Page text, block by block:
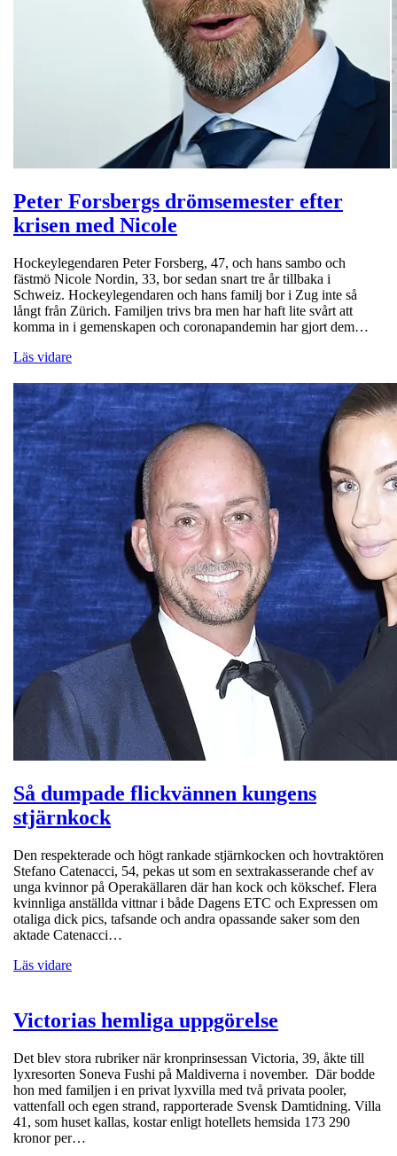
Peter Forsbergs drömsemester efter
krisen med Nicole
Hockeylegendaren Peter Forsberg, 47, och hans sambo och
fästmö Nicole Nordin, 33, bor sedan snart tre år tillbaka i
Schweiz. Hockeylegendaren och hans familj bor i Zug inte så
långt från Zürich. Familjen trivs bra men har haft lite svårt att
komma in i gemenskapen och coronapandemin har gjort dem…
Läs vidare
Så dumpade flickvännen kungens
stjärnkock
Den respekterade och högt rankade stjärnkocken och hovtraktören
Stefano Catenacci, 54, pekas ut som en sextrakasserande chef av
unga kvinnor på Operakällaren där han kock och kökschef. Flera
kvinnliga anställda vittnar i både Dagens ETC och Expressen om
otaliga dick pics, tafsande och andra opassande saker som den
aktade Catenacci…
Läs vidare
Victorias hemliga uppgörelse
Det blev stora rubriker när kronprinsessan Victoria, 39, åkte till
lyxresorten Soneva Fushi på Maldiverna i november. Där bodde
hon med familjen i en privat lyxvilla med två privata pooler,
vattenfall och egen strand, rapporterade Svensk Damtidning. Villa
41, som huset kallas, kostar enligt hotellets hemsida 173 290
kronor per…